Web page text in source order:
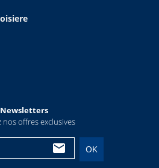
Newsletters
nos offres exclusives
OK